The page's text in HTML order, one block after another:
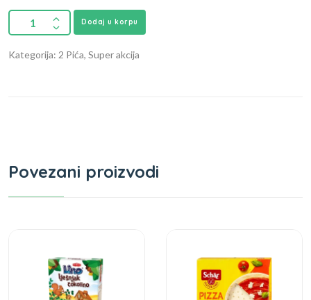
Dodaj u korpu
Kategorija: 2 Pića, Super akcija
Povezani proizvodi